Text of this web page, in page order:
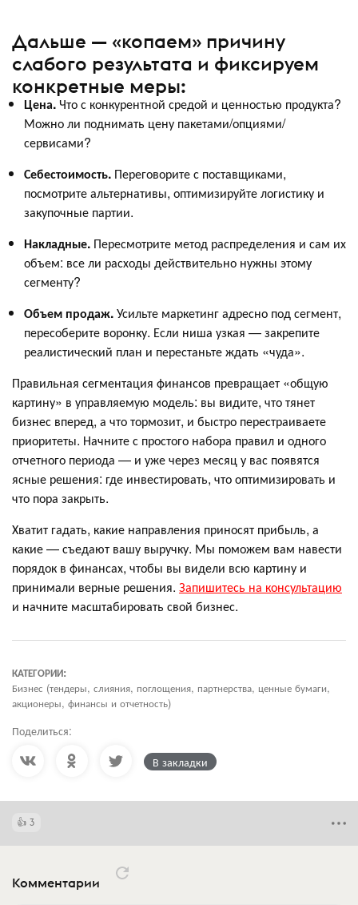
Дальше — «копаем» причину
слабого результата и фиксируем
конкретные меры:
Цена.Что с конкурентной средой и ценностью продукта?
Можно ли поднимать цену пакетами/опциями/
сервисами?
Себестоимость. Переговорите с поставщиками,
посмотрите альтернативы, оптимизируйте логистику и
закупочные партии.
Накладные. Пересмотрите метод распределения и сам их
объем: все ли расходы действительно нужны этому
сегменту?
Объем продаж.Усильте маркетинг адресно под сегмент,
пересоберите воронку. Если ниша узкая — закрепите
реалистический план и перестаньте ждать «чуда».
Правильная сегментация финансов превращает «общую
картину» в управляемую модель: вы видите, что тянет
бизнес вперед, а что тормозит, и быстро перестраиваете
приоритеты. Начните с простого набора правил и одного
отчетного периода — и уже через месяц у вас появятся
ясные решения: где инвестировать, что оптимизировать и
что пора закрыть.
Хватит гадать, какие направления приносят прибыль, а
какие — съедают вашу выручку. Мы поможем вам навести
порядок в финансах, чтобы вы видели всю картину и
принимали верные решения. Запишитесь на консультацию
и начните масштабировать свой бизнес.
КАТЕГОРИИ:
Бизнес (тендеры, слияния, поглощения, партнерства, ценные бумаги,
акционеры, финансы и отчетность)
Поделиться:
В закладки
3
Комментарии